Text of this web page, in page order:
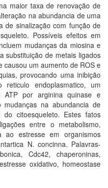
maior taxa de renovação de
na abundancia de uma
de sinalização com função de
Possíveis efeitos em
mudanças da miosina e
substituição de metais ligados
causou um aumento de ROS e
provocando uma inibição
endoplasmatico, um
ATP por arginina quinase e
mudanças na abundancia de
citoesqueleto. Estes fatos
entre o metabolismo,
ao estresse em organismos
N. concinna. Palavras-
Cdc42, chaperoninas,
oxidativo, homeostase